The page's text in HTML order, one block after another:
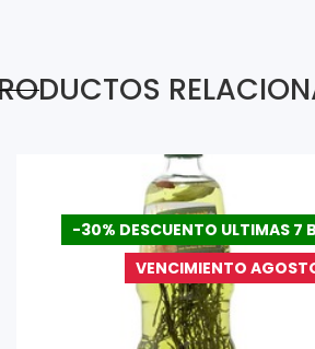
-30% DESCUENTO ULTIMAS 7
VENCIMIENTO